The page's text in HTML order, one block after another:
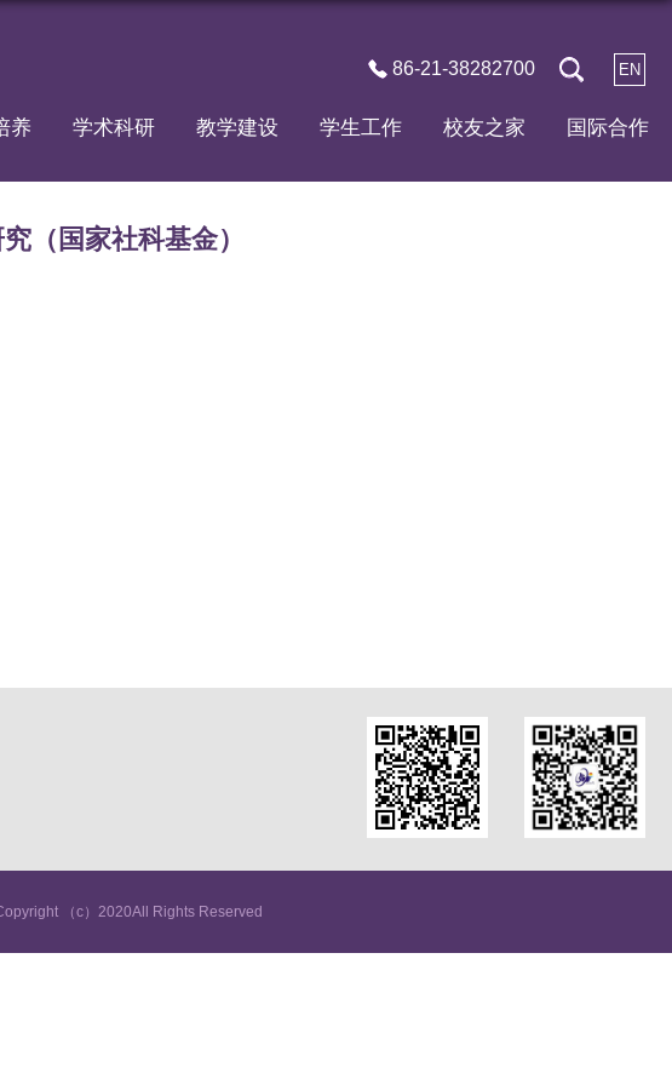
EN
86-21-38282700
养 学术科研 教学建设 学生工作 校友之家 国际合作
（国家社科基金）
（c）2020All Rights Reserved